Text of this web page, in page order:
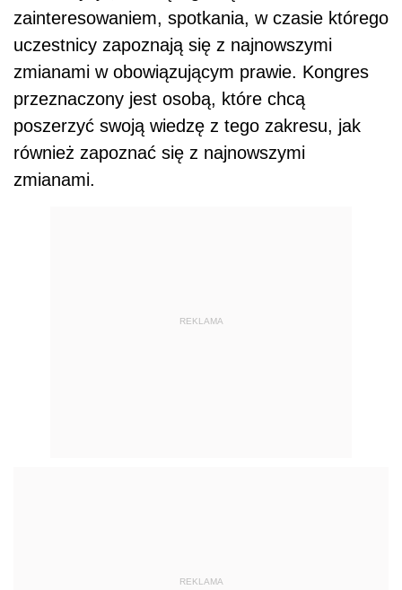
zainteresowaniem, spotkania, w czasie którego
uczestnicy zapoznają się z najnowszymi
zmianami w obowiązującym prawie. Kongres
przeznaczony jest osobą, które chcą
poszerzyć swoją wiedzę z tego zakresu, jak
również zapoznać się z najnowszymi
zmianami.
REKLAMA
REKLAMA